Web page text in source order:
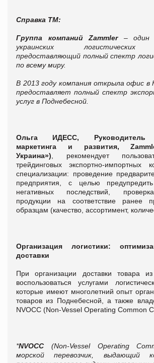
Справка ТМ:
Группа компаний Zammler– один
украинских логистических
предоставляющий полный спектр
по всему миру.
В 2013 году компания открыла офис
предоставляет полный спектр
услуг в Поднебесной.
Ольга ИДЕСС, Руководитель
маркетинга и развития,
Украина») , рекомендует
трейдинговых экспортно-
специализации: проведение
предприятия, с целью предупредить
негативных последствий,
продукции на соответствие ранее
образцам (качество, ассортимент,
Организация логистики:
доставки
При организации доставки товара
воспользоваться услугами
которые имеют многолетний опыт
товаров из Поднебесной, а также
NVOCC (Non-Vessel Operating Common
*NVOCC (Non-Vessel Operating
морской перевозчик, выдающий